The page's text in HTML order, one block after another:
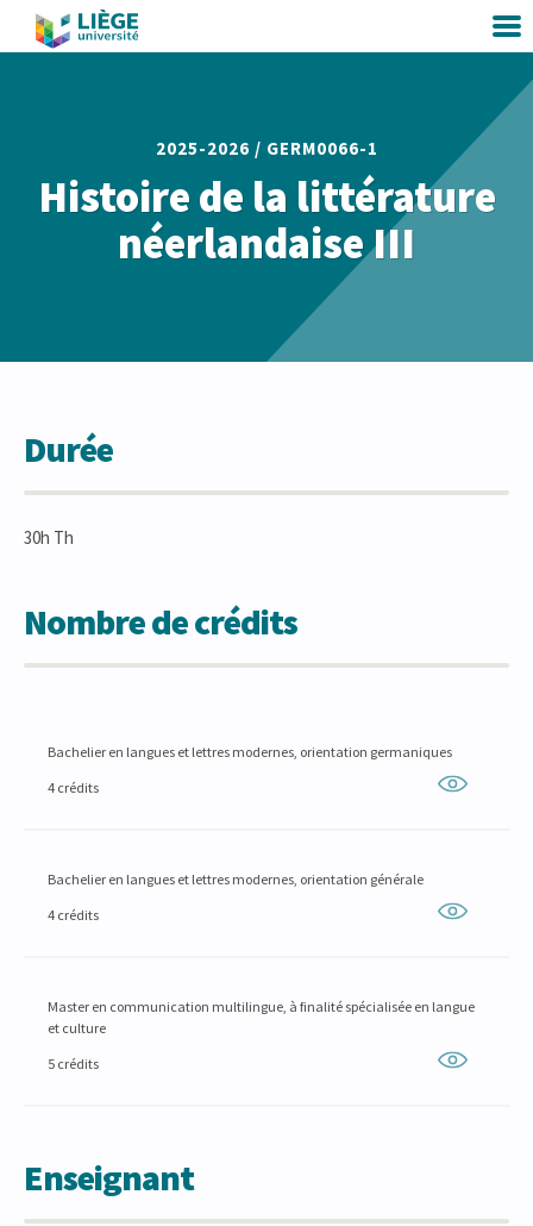
2025-2026 / GERM0066-1
Histoire de la littérature
néerlandaise III
Durée
30h Th
Nombre de crédits
Bachelier en langues et lettres modernes, orientation germaniques
4 crédits
Bachelier en langues et lettres modernes, orientation générale
4 crédits
Master en communication multilingue, à finalité spécialisée en langue
et culture
5 crédits
Enseignant